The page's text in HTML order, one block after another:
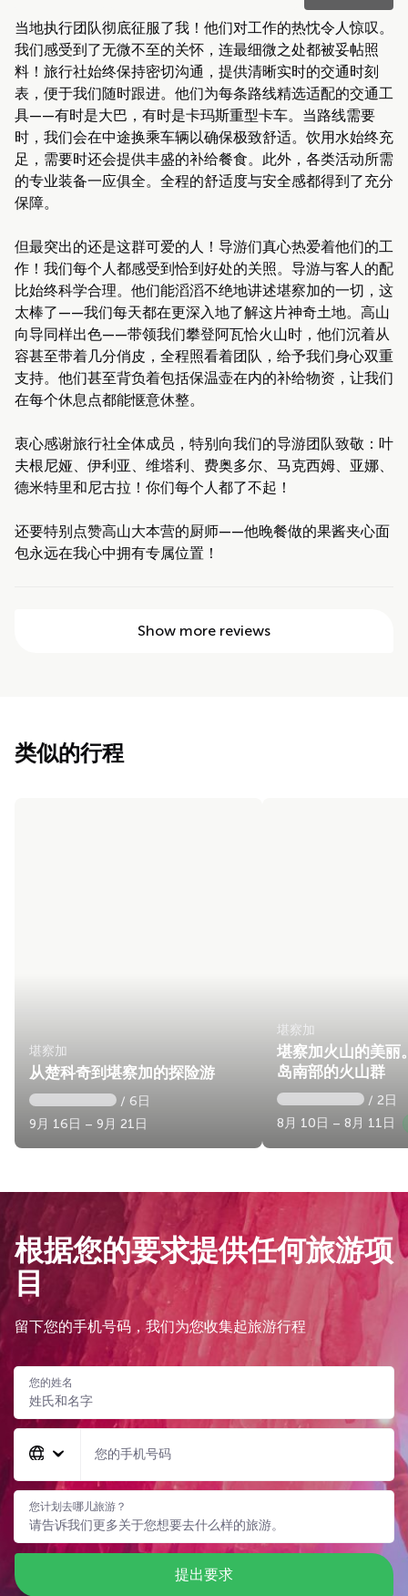
当地执行团队彻底征服了我！他们对工作的热忱令人惊叹。
我们感受到了无微不至的关怀，连最细微之处都被妥帖照
料！旅行社始终保持密切沟通，提供清晰实时的交通时刻
表，便于我们随时跟进。他们为每条路线精选适配的交通工
具——有时是大巴，有时是卡玛斯重型卡车。当路线需要
时，我们会在中途换乘车辆以确保极致舒适。饮用水始终充
足，需要时还会提供丰盛的补给餐食。此外，各类活动所需
的专业装备一应俱全。全程的舒适度与安全感都得到了充分
保障。
但最突出的还是这群可爱的人！导游们真心热爱着他们的工
作！我们每个人都感受到恰到好处的关照。导游与客人的配
比始终科学合理。他们能滔滔不绝地讲述堪察加的一切，这
太棒了——我们每天都在更深入地了解这片神奇土地。高山
向导同样出色——带领我们攀登阿瓦恰火山时，他们沉着从
容甚至带着几分俏皮，全程照看着团队，给予我们身心双重
支持。他们甚至背负着包括保温壶在内的补给物资，让我们
在每个休息点都能惬意休整。
衷心感谢旅行社全体成员，特别向我们的导游团队致敬：叶
夫根尼娅、伊利亚、维塔利、费奥多尔、马克西姆、亚娜、
德米特里和尼古拉！你们每个人都了不起！
还要特别点赞高山大本营的厨师——他晚餐做的果酱夹心面
包永远在我心中拥有专属位置！
Show more reviews
类似的行程
堪察加
从楚科奇到堪察加的探险游
/ 6日
9月 16日 – 9月 21日
堪察加
堪察加火山的美丽
岛南部的火山群
/ 2日
8月 10日 – 8月 11日
根据您的要求提供任何旅游项
目
留下您的手机号码，我们为您收集起旅游行程
您的姓名
您的手机号码
您计划去哪儿旅游？
提出要求